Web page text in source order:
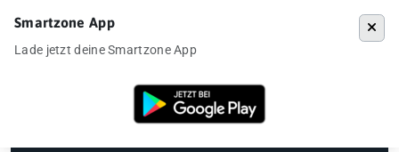
»Powerstation
Smartzone App
Lade jetzt deine Smartzone App